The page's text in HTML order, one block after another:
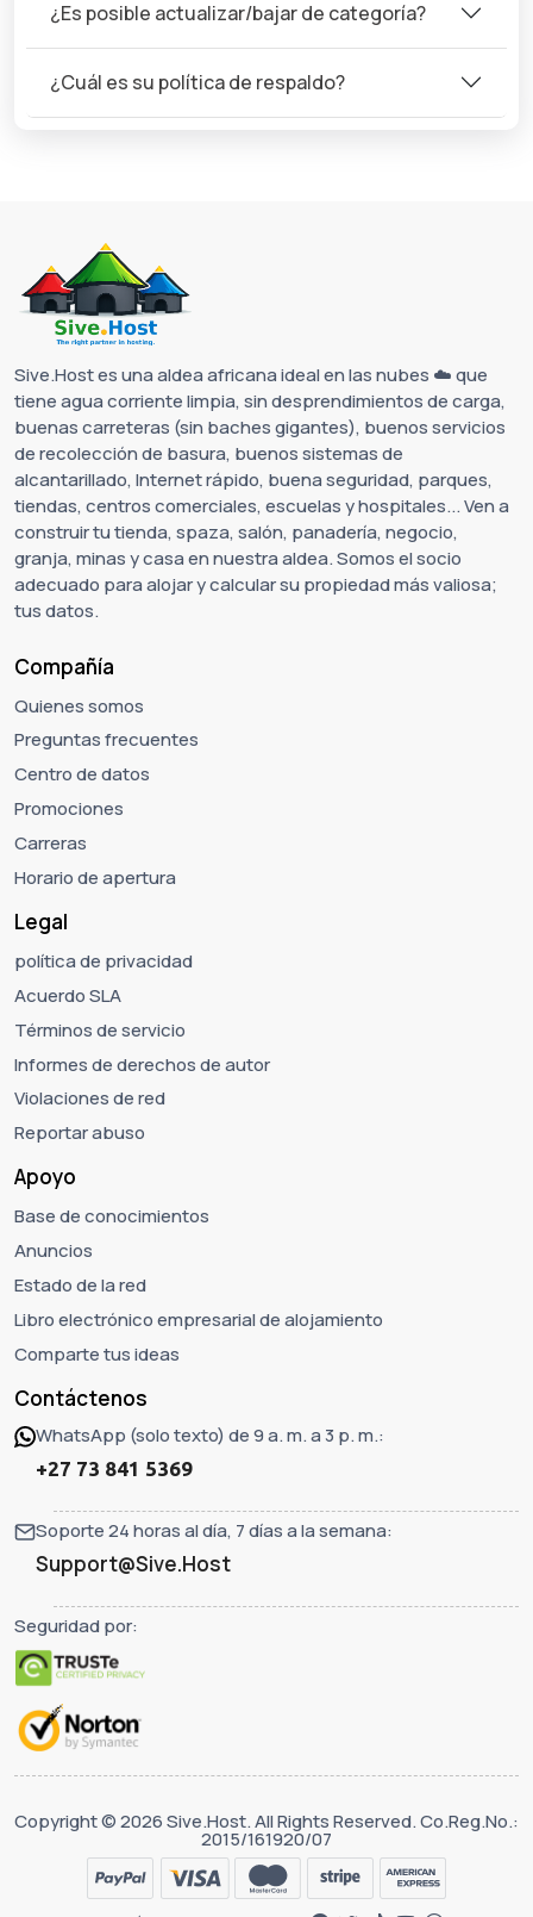
¿Es posible actualizar/bajar de categoría?
¿Cuál es su política de respaldo?
Sive.Host es una aldea africana ideal en las nubes ☁️ que
tiene agua corriente limpia, sin desprendimientos de carga,
buenas carreteras (sin baches gigantes), buenos servicios
de recolección de basura, buenos sistemas de
alcantarillado, Internet rápido, buena seguridad, parques,
tiendas, centros comerciales, escuelas y hospitales... Ven a
construir tu tienda, spaza, salón, panadería, negocio,
granja, minas y casa en nuestra aldea. Somos el socio
adecuado para alojar y calcular su propiedad más valiosa;
tus datos.
Compañía
Quienes somos
Preguntas frecuentes
Centro de datos
Promociones
Carreras
Horario de apertura
Legal
política de privacidad
Acuerdo SLA
Términos de servicio
Informes de derechos de autor
Violaciones de red
Reportar abuso
Apoyo
Base de conocimientos
Anuncios
Estado de la red
Libro electrónico empresarial de alojamiento
Comparte tus ideas
Contáctenos
WhatsApp (solo texto) de 9 a. m. a 3 p. m.:
+27 73 841 5369
Soporte 24 horas al día, 7 días a la semana:
Support@Sive.Host
Seguridad por:
Copyright © 2026 Sive.Host. All Rights Reserved. Co.Reg.No.:
2015/161920/07